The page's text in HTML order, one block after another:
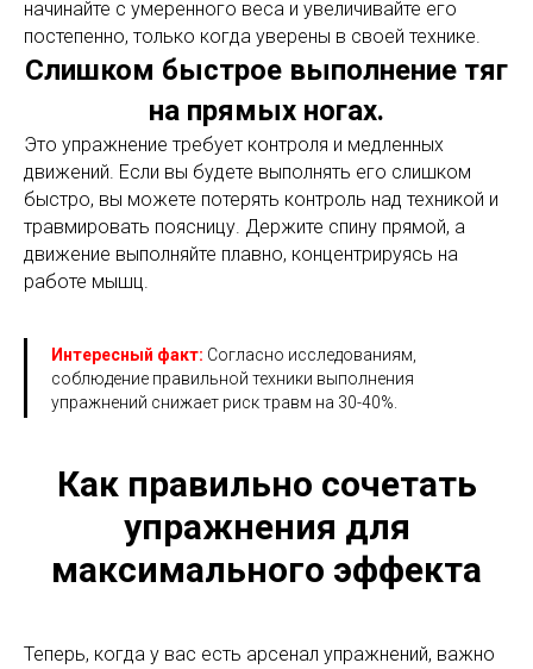
начинайте с умеренного веса и увеличивайте его
постепенно, только когда уверены в своей технике.
Слишком быстрое выполнение тяг
на прямых ногах.
Это упражнение требует контроля и медленных
движений. Если вы будете выполнять его слишком
быстро, вы можете потерять контроль над техникой и
травмировать поясницу. Держите спину прямой, а
движение выполняйте плавно, концентрируясь на
работе мышц.
Интересный факт: Согласно исследованиям,
соблюдение правильной техники выполнения
упражнений снижает риск травм на 30-40%.
Как правильно сочетать
упражнения для
максимального эффекта
Теперь, когда у вас есть арсенал упражнений, важно